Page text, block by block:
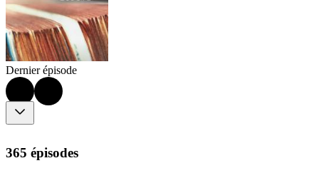
Dernier épisode
365 épisodes